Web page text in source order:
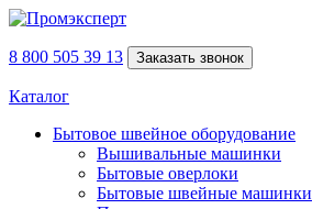
8 800 505 39 13 Заказать звонок
Каталог
Бытовое швейное оборудование
Вышивальные машинки
Бытовые оверлоки
Бытовые швейные машинки